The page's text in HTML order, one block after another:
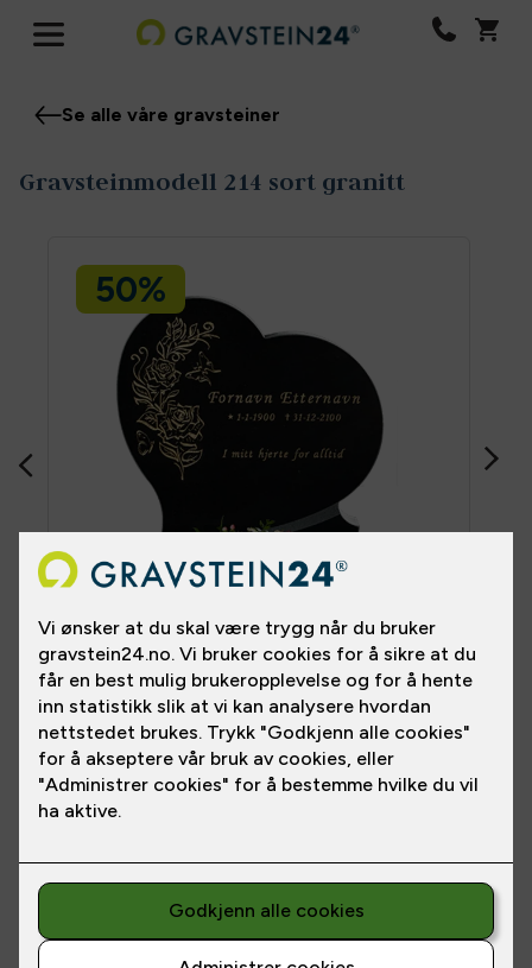
Se alle våre gravsteiner
Gravsteinmodell 214 sort granitt
50%
Vises med dekor rose og sommerfugler.
Dekoren kan endres etter eget ønske.
Vises med skrifttype Monotype Corsiva i
22K bladgull.